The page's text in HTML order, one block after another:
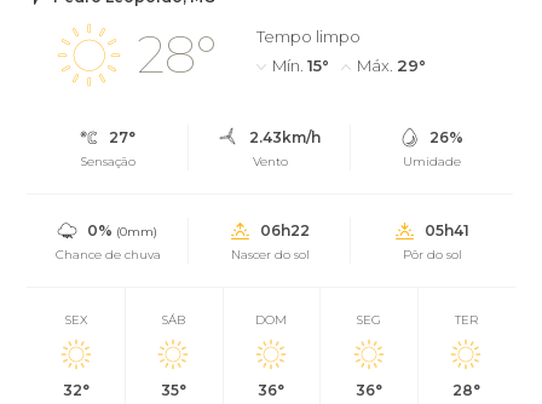
28°
Tempo limpo
Mín. 15° Máx. 29°
27°
Sensação
2.43km/h
Vento
26%
Umidade
0% (0mm)
Chance de chuva
06h22
Nascer do sol
05h41
Pôr do sol
SEX
32°
SÁB
35°
DOM
36°
SEG
36°
TER
28°